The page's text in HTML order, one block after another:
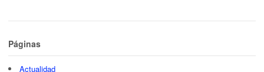
Páginas
Actualidad